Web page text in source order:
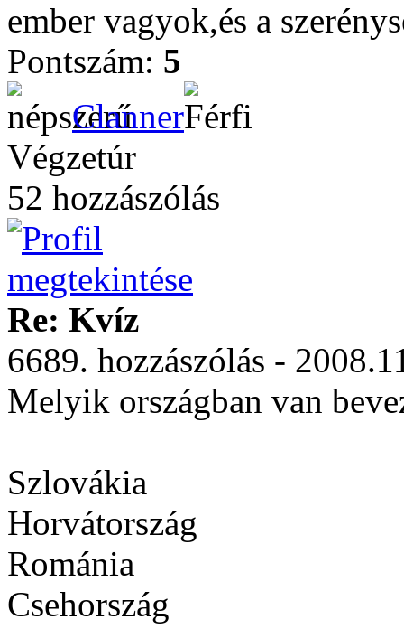
ember vagyok,és a
Pontszám: 5
Clanner
Végzetúr
52 hozzászólás
Re: Kvíz
6689. hozzászólás -
Melyik országban van
Szlovákia
Horvátország
Románia
Csehország